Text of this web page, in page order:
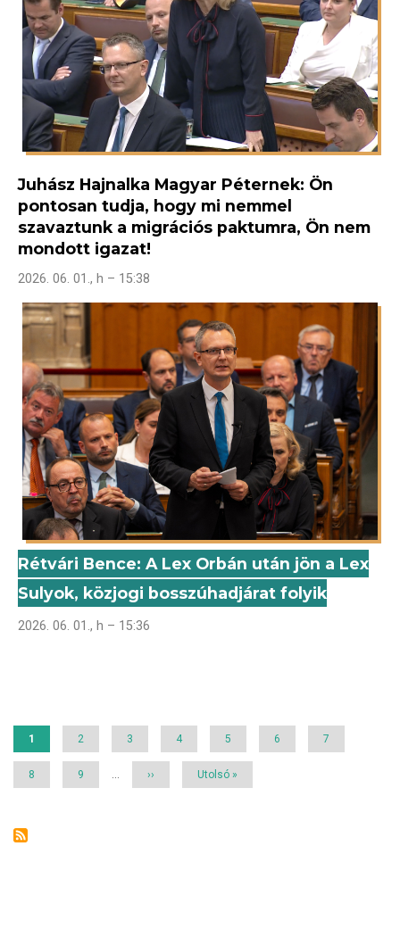
Juhász Hajnalka Magyar Péternek: Ön
pontosan tudja, hogy mi nemmel
szavaztunk a migrációs paktumra, Ön nem
mondott igazat!
2026. 06. 01., h – 15:38
Rétvári Bence: A Lex Orbán után jön a Lex
Sulyok, közjogi bosszúhadjárat folyik
2026. 06. 01., h – 15:36
Jelenlegi
1 Page
2 Page
3 Page
4 Page
5 Page
6 Page
7
Page
8 Page
9
Következő
››
Utolsó
Utolsó »